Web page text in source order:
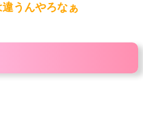
うんやろなぁ